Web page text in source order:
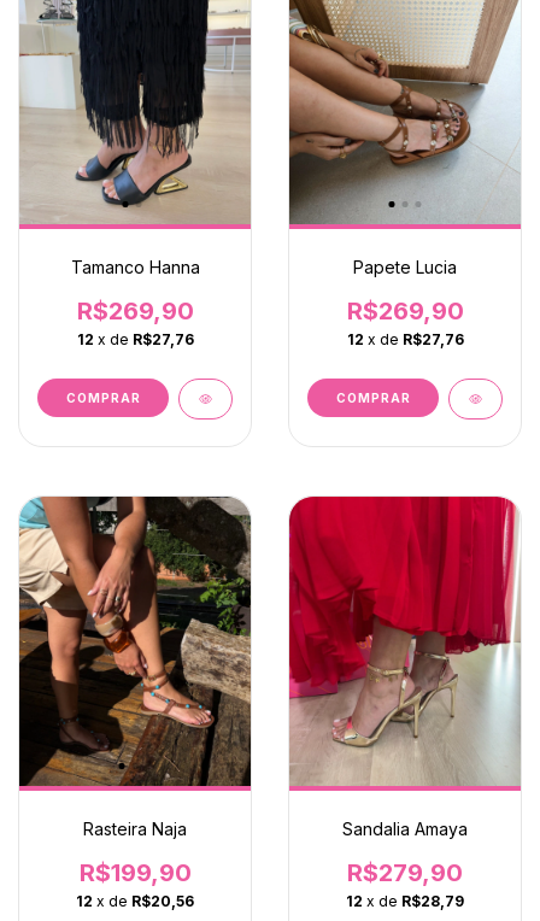
Tamanco Hanna
R$269,90
12 x de R$27,76
COMPRAR
Papete Lucia
R$269,90
12 x de R$27,76
COMPRAR
Rasteira Naja
R$199,90
12 x de R$20,56
Sandalia Amaya
R$279,90
12 x de R$28,79